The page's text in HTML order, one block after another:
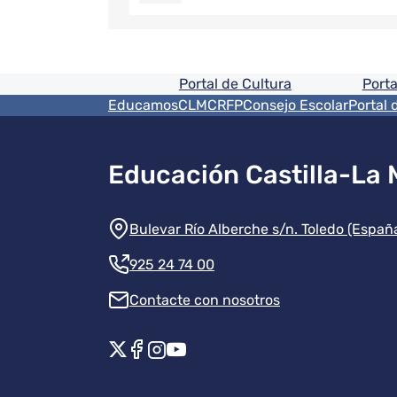
Pie de pagina
Portal de Cultura
Menú del pie
EducamosCLMCRFPConsejo EscolarPortal
Educación Castilla-La
Información de la
Bulevar Río Alberche s/n. Toledo
925 24 74 00
Contacte con nosotros
Redes sociales institución